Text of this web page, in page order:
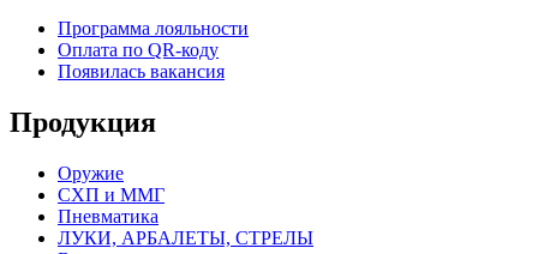
Программа лояльности
Оплата по QR-коду
Появилась вакансия
Продукция
Оружие
СХП и ММГ
Пневматика
ЛУКИ, АРБАЛЕТЫ, СТРЕЛЫ